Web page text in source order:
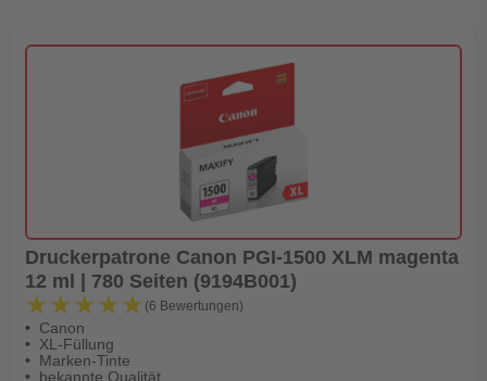
Druckerpatrone Canon PGI-1500 XLM magenta
12 ml | 780 Seiten (9194B001)
★★★★★
★★★★★ (6 Bewertungen)
Canon
XL-Füllung
Marken-Tinte
bekannte Qualität